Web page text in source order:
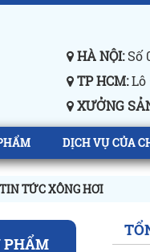
HÀ NỘI:Số
TP HCM:Lô
XƯỞNG
DỊCH VỤ CỦA
TIN TỨC XÔNG HƠI
PHẨM